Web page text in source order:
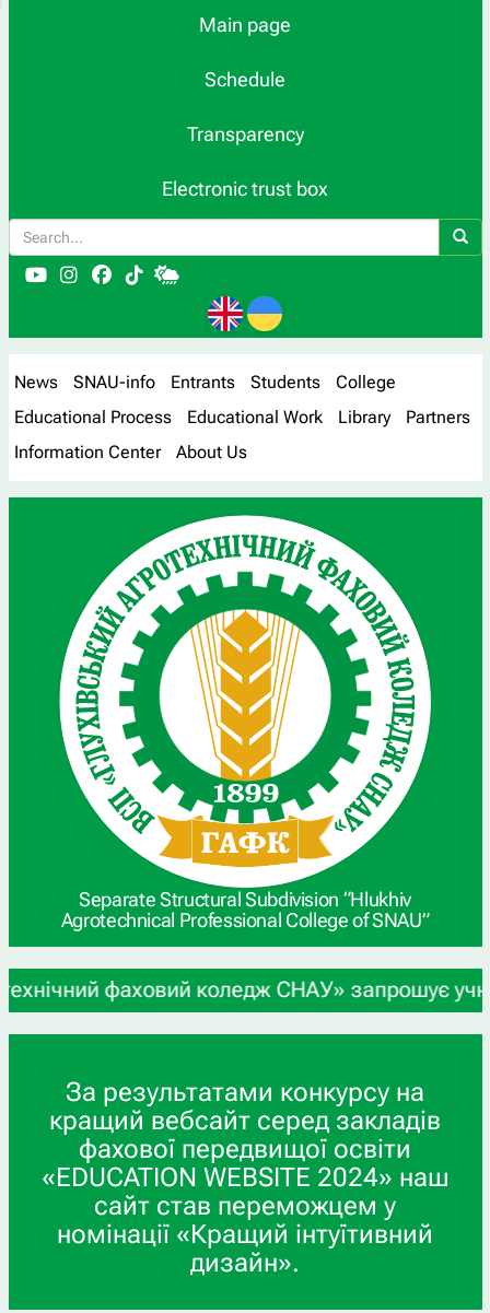
Main page
Schedule
Transparency
Electronic trust box
News SNAU-info Entrants Students
College
Educational Process
Educational Work Library
Partners
Information Center
About Us
Separate Structural Subdivision “Hlukhiv
Agrotechnical Professional College of SNAU”
фаховий коледж СНАУ» запрошує учнів 9-х
За результатами конкурсу на
кращий вебсайт серед закладів
фахової передвищої освіти
«EDUCATION WEBSITE 2024» наш
сайт став переможцем у
номінації «Кращий інтуїтивний
дизайн».